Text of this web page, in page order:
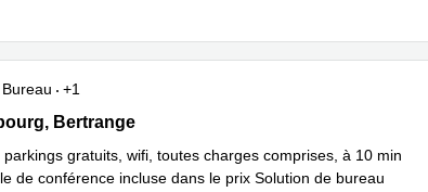
Bureau
+1
Bertrange
Bertrange
gratuits, wifi, toutes charges comprises, à 10 min
de conférence incluse dans le prix Solution de bureau